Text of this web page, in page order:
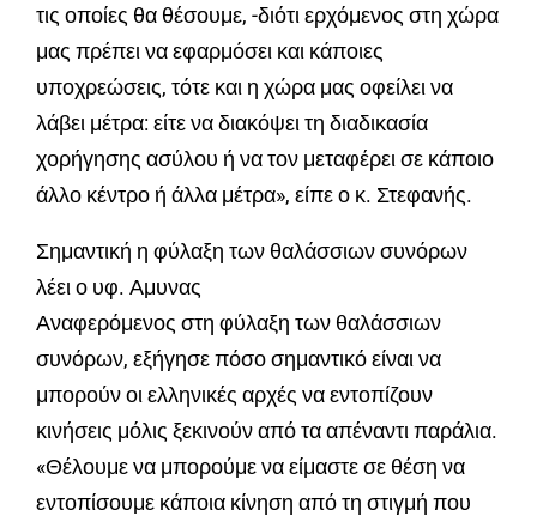
τις οποίες θα θέσουμε, -διότι ερχόμενος στη χώρα
μας πρέπει να εφαρμόσει και κάποιες
υποχρεώσεις, τότε και η χώρα μας οφείλει να
λάβει μέτρα: είτε να διακόψει τη διαδικασία
χορήγησης ασύλου ή να τον μεταφέρει σε κάποιο
άλλο κέντρο ή άλλα μέτρα», είπε ο κ. Στεφανής.
Σημαντική η φύλαξη των θαλάσσιων συνόρων
λέει ο υφ. Αμυνας
Αναφερόμενος στη φύλαξη των θαλάσσιων
συνόρων, εξήγησε πόσο σημαντικό είναι να
μπορούν οι ελληνικές αρχές να εντοπίζουν
κινήσεις μόλις ξεκινούν από τα απέναντι παράλια.
«Θέλουμε να μπορούμε να είμαστε σε θέση να
εντοπίσουμε κάποια κίνηση από τη στιγμή που